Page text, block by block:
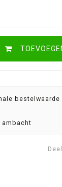
bestelwaarde
ambacht